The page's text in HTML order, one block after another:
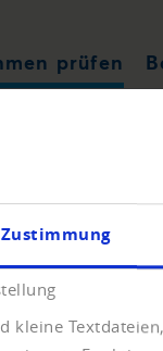
Zustimmung
kleine
prüfen
mit hohem